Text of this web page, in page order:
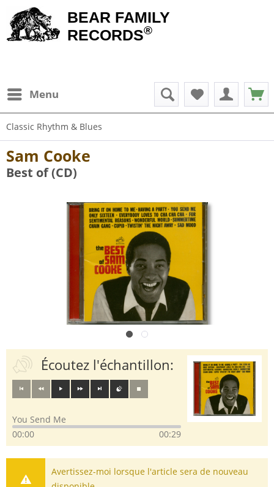
BEAR FAMILY
RECORDS®
Menu
Classic Rhythm & Blues
Sam Cooke
Best of (CD)
Écoutez l'échantillon:
You Send Me
00:00
00:29
Avertissez-moi lorsque l'article sera de nouveau